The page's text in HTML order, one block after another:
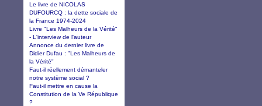
Le livre de NICOLAS
DUFOURCQ : la dette sociale de
la France 1974-2024
Livre "Les Malheurs de la Vérité"
- L'interview de l'auteur
Annonce du dernier livre de
Didier Dufau : "Les Malheurs de
la Vérité"
Faut-il réellement démanteler
notre système social ?
Faut-il mettre en cause la
Constitution de la Ve République
?